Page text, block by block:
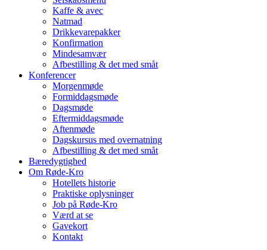
Kaffe & avec
Natmad
Drikkevarepakker
Konfirmation
Mindesamvær
Afbestilling & det med småt
Konferencer
Morgenmøde
Formiddagsmøde
Dagsmøde
Eftermiddagsmøde
Aftenmøde
Dagskursus med overnatning
Afbestilling & det med småt
Bæredygtighed
Om Røde-Kro
Hotellets historie
Praktiske oplysninger
Job på Røde-Kro
Værd at se
Gavekort
Kontakt